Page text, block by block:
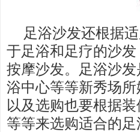
足浴沙发还根据
于足浴和足疗的沙
按摩沙发。足浴沙
浴中心等等新秀场
以及选购也要根据
等等来选购适合的足